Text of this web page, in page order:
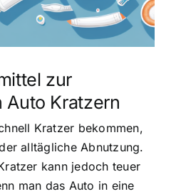
zur
Auto Kratzern
Kratzer bekommen,
alltägliche Abnutzung.
kann jedoch teuer
man das Auto in eine